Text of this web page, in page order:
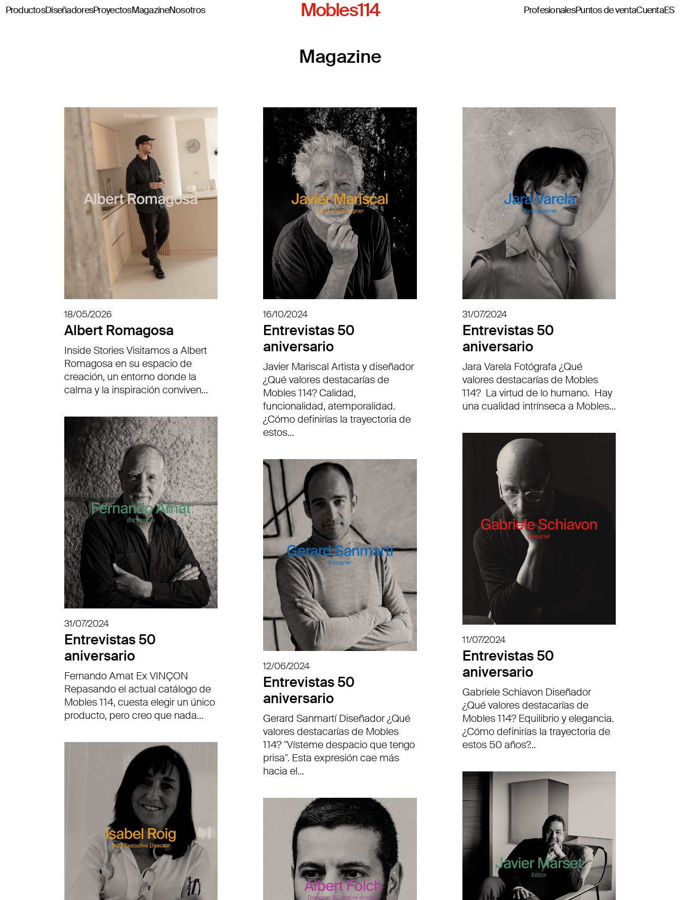
ProductosDiseñadoresProyectosMagazineNosotros Mobles114 ProfesionalesPuntos de ventaCuentaES
Magazine
Albert Romagosa
18/05/2026
Inside Stories Visitamos a Albert
Romagosa en su espacio de
creación, un entorno donde la
calma y la inspiración conviven…
Entrevistas 50
aniversario
16/10/2024
Javier Mariscal Artista y diseñador
¿Qué valores destacarías de
Mobles 114? Calidad,
funcionalidad, atemporalidad.
¿Cómo definirías la trayectoria de
estos…
Entrevistas 50
aniversario
31/07/2024
Jara Varela Fotógrafa ¿Qué
valores destacarías de Mobles
114? La virtud de lo humano. Hay
una cualidad intrínseca a Mobles…
Entrevistas 50
aniversario
31/07/2024
Fernando Amat Ex VINÇON
Repasando el actual catálogo de
Mobles 114, cuesta elegir un único
producto, pero creo que nada…
Entrevistas 50
aniversario
11/07/2024
Gabriele Schiavon Diseñador
¿Qué valores destacarías de
Mobles 114? Equilibrio y elegancia.
¿Cómo definirías la trayectoria de
estos 50 años?…
Entrevistas 50
aniversario
12/06/2024
Gerard Sanmartí Diseñador ¿Qué
valores destacarías de Mobles
114? "Vísteme despacio que tengo
prisa". Esta expresión cae más
hacia el…